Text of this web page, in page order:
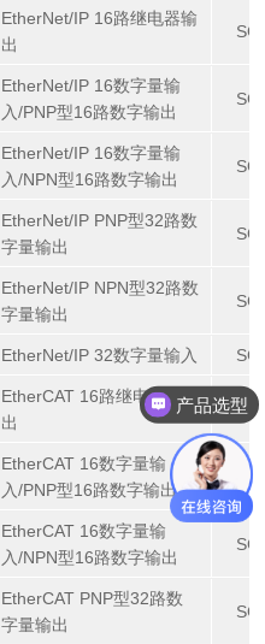
EtherNet/IP 16路继电器输
出
EtherNet/IP 16数字量输
入/PNP型16路数字输出
EtherNet/IP 16数字量输
入/NPN型16路数字输出
EtherNet/IP PNP型32路数
字量输出
EtherNet/IP NPN型32路数
字量输出
EtherNet/IP 32数字量输入
EtherCAT 16路继电器输
出
EtherCAT 16数字量输
入/PNP型16路数字输出
EtherCAT 16数字量输
入/NPN型16路数字输出
EtherCAT PNP型32路数
字量输出
产品选型